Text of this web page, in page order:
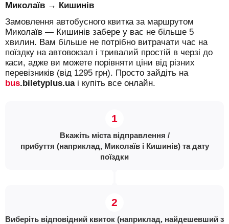
Миколаїв → Кишинів
Замовлення автобусного квитка за маршрутом
Миколаїв — Кишинів забере у вас не більше 5
хвилин. Вам більше не потрібно витрачати час на
поїздку на автовокзал і тривалий простій в черзі до
каси, адже ви можете порівняти ціни від різних
перевізників (від 1295 грн). Просто зайдіть на
bus.biletyplus.uaі купіть все онлайн.
Вкажіть міста відправлення /
прибуття (наприклад, Миколаїв і Кишинів) та дату
поїздки
Виберіть відповідний квиток (наприклад, найдешевший з